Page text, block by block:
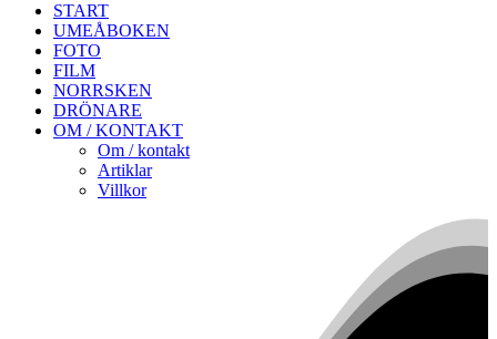
START
UMEÅBOKEN
FOTO
FILM
NORRSKEN
DRÖNARE
OM / KONTAKT
Om / kontakt
Artiklar
Villkor